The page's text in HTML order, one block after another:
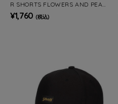
R SHORTS FLOWERS AND PEAC
E
¥1,760 (税込)